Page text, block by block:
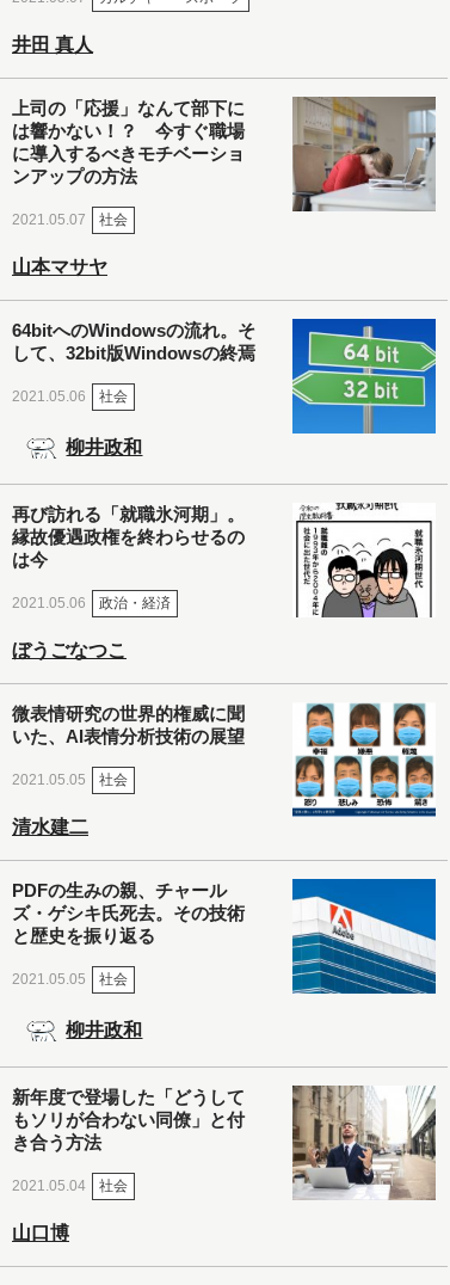
井田 真人
上司の「応援」なんて部下に
は響かない！？ 今すぐ職場
に導入するべきモチベーショ
ンアップの方法
2021.05.07 社会
山本マサヤ
64bitへのWindowsの流れ。そ
して、32bit版Windowsの終焉
2021.05.06 社会
柳井政和
再び訪れる「就職氷河期」。
縁故優遇政権を終わらせるの
は今
2021.05.06 政治・経済
ぼうごなつこ
微表情研究の世界的権威に聞
いた、AI表情分析技術の展望
2021.05.05 社会
清水建二
PDFの生みの親、チャール
ズ・ゲシキ氏死去。その技術
と歴史を振り返る
2021.05.05 社会
柳井政和
新年度で登場した「どうして
もソリが合わない同僚」と付
き合う方法
2021.05.04 社会
山口博